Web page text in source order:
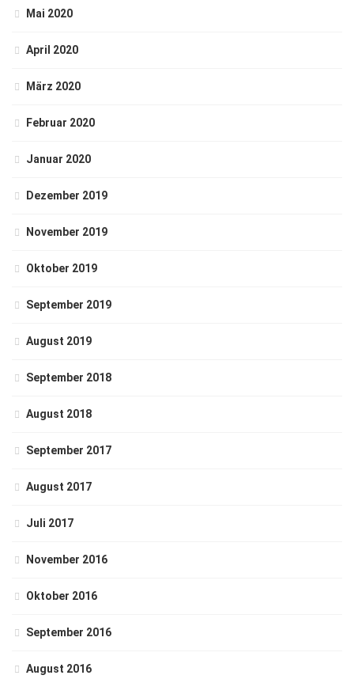
Mai 2020
April 2020
März 2020
Februar 2020
Januar 2020
Dezember 2019
November 2019
Oktober 2019
September 2019
August 2019
September 2018
August 2018
September 2017
August 2017
Juli 2017
November 2016
Oktober 2016
September 2016
August 2016